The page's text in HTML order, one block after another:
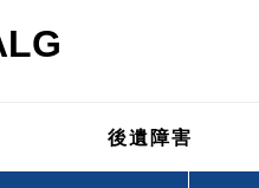
後遺障害